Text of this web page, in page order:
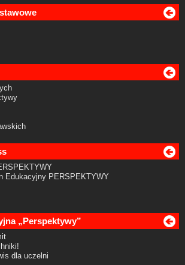
Edukacyjny PERSPEKTYWY
„Perspektywy”
dla uczelni